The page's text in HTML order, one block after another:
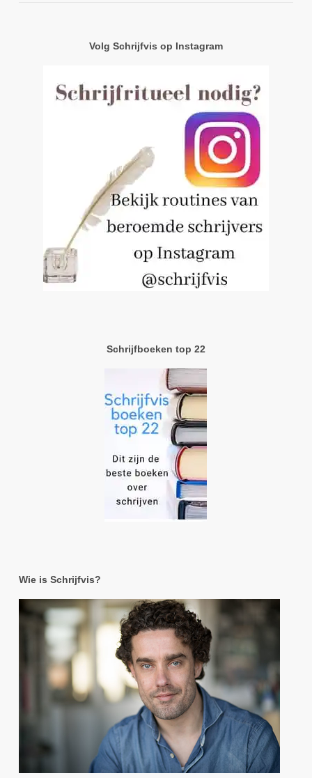
Volg Schrijfvis op Instagram
Schrijfboeken top 22
Wie is Schrijfvis?